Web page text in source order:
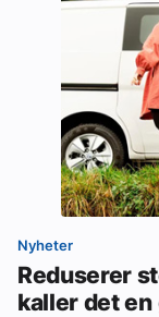
Nyheter
Reduserer
kaller det en